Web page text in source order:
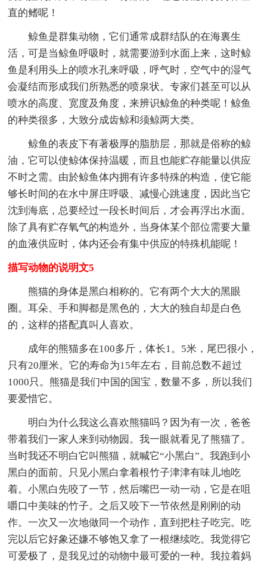
直的鳍呢！
鲸鱼是群集动物，它们通常成群结队的在海裏生
活，可是当鲸鱼呼吸时，就需要游到水面上来，这时鲸
鱼是利用头上的喷水孔来呼吸，呼气时，空气中的湿气
会凝结而形成我们所熟悉的喷泉状。专家们甚至可以从
喷水的高度、宽度及角度，来辨识鲸鱼的种类呢！鲸鱼
的种类很多，大致分成齿鲸和须鲸两大类。
鲸鱼的表皮下有著极厚的脂肪层，那就是俗称的鲸
油，它可以使鲸体保持温暖，而且也能贮存能量以供应
不时之需。由於鲸鱼体内拥有许多特殊的构造，使它能
够长时间的在水中屏庄呼吸、减慢心跳速度，因此当它
沈到海底，总要经过一段长时间后，才会再浮出水面。
除了具有贮存氧气的构造外，当身体某个部位需要大量
的血液供应时，体内还会有集中供应的特殊机能呢！
描写动物的说明文5
熊猫的身体是黑白相称的。它有两个大大的黑眼
圈。耳朵、手和脚都是黑色的，大大的独自却是白色
的，这样的搭配真叫人喜欢。
成年的熊猫多在100多斤，体长1。5米，尾巴很小，
只有20厘米。它的寿命为15年左右，目前总数不超过
1000只。熊猫是我们中国的国宝，数量不多，所以我们
要爱惜它。
明白为什么我这么喜欢熊猫吗？因为有一次，爸爸
带着我们一家人来到动物园。我一眼就看见了熊猫了。
当时我还不明白它叫熊猫，就喊它“小黑白”。我跑到小
黑白的面前。只见小黑白拿着根竹子津津有味儿地吃
着。小黑白先咬了一节，然后嘴巴一动一动，它是在咀
嚼口中美味的竹子。之后又咬下一节依然是刚刚的动
作。一次又一次地做同一个动作，直到把柱子吃完。吃
完以后它好象还嫌不够饱又拿了一根继续吃。我觉得它
可爱极了，是我见过的动物中最可爱的一种。我拉着妈